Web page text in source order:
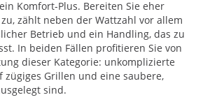
Komfort-Plus. Bereiten Sie eher
zählt neben der Wattzahl vor allem
Betrieb und ein Handling, das zu
In beiden Fällen profitieren Sie von
dieser Kategorie: unkomplizierte
zügiges Grillen und eine saubere,
sind.